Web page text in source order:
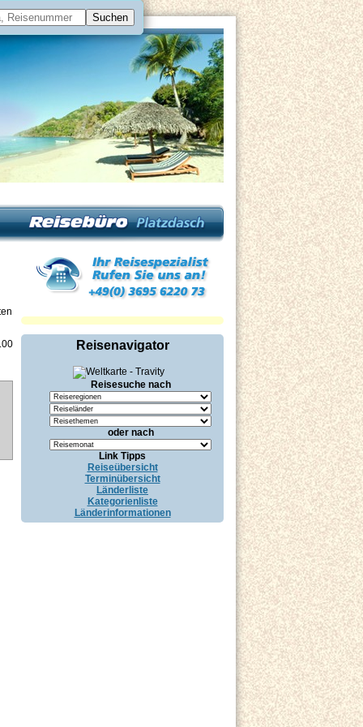
Reisenavigator
Reisesuche nach
oder nach
Link Tipps
Reiseübersicht
Terminübersicht
Länderliste
Kategorienliste
Länderinformationen